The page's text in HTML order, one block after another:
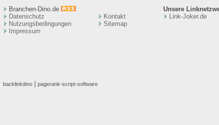
Branchen-Dino.de
Unsere
Datenschutz
Nutzungsbedingungen
Impressum
Kontakt
Sitemap
Link-Joker.de
backlinkdino pagerank-script-software